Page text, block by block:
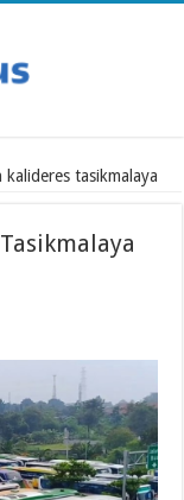
tasikmalaya